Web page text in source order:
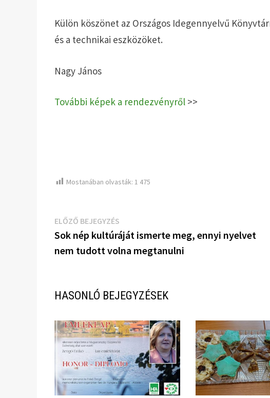
Külön köszönet az Országos Idegennyelvű
és a technikai eszközöket.
Nagy János
További képek a rendezvényről >>
Mostanában olvasták: 1 475
Bejegyzés
navigáció
ELŐZŐ BEJEGYZÉS
bejegyzés:
Sok nép kultúráját ismerte meg, ennyi nyelvet
nem tudott volna megtanulni
HASONLÓ BEJEGYZÉSEK